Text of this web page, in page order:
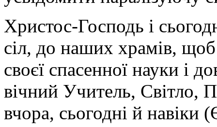
Христос-Господь і
сіл, до наших храмів,
своєї спасенної науки і
вічний Учитель, Світло,
вчора, сьогодні й